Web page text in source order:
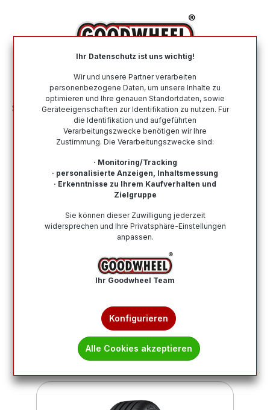
Sommerreifen Nach Größe 205 55 R16
Sommerreifen in der Größe 205 55
Bei Goodwheel finden Sie Sommerreifen renommierter
Top-Hersteller in der Größe 205 55 R16. Schneller
Reifenprofis & Kauf auf Rechnung möglich!
Wie finde ich meine Reifengröße?
2 5
Ihr Datenschutz ist uns wichtig!
Wir und unsere Partner verarbeiten
personenbezogene Daten, um unsere Inhalte zu
optimieren und Ihre genauen Standortdaten, sowie
Geräteeigenschaften zur Identifikation zu nutzen. Für
die Identifikation und aufgeführten
Verarbeitungszwecke benötigen wir Ihre
Zustimmung. Die Verarbeitungszwecke sind:
· Monitoring/Tracking
· personalisierte Anzeigen, Inhaltsmessung
· Erkenntnisse zu Ihrem Kaufverhalten und
Zielgruppe
Sie können dieser Zuwilligung jederzeit
widersprechen und Ihre Privatsphäre-Einstellungen
anpassen.
Ihr Goodwheel Team
Konfigurieren
Alle Cookies akzeptieren